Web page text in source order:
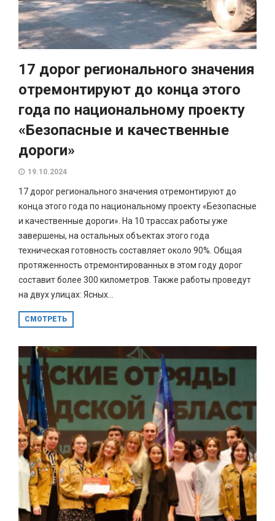
17 дорог регионального значения
отремонтируют до конца этого
года по национальному проекту
«Безопасные и качественные
дороги»
19.10.2024
17 дорог регионального значения отремонтируют до
конца этого года по национальному проекту «Безопасные
и качественные дороги». На 10 трассах работы уже
завершены, на остальных объектах этого года
техническая готовность составляет около 90%. Общая
протяженность отремонтированных в этом году дорог
составит более 300 километров. Также работы проведут
на двух улицах: Ясных...
СМОТРЕТЬ